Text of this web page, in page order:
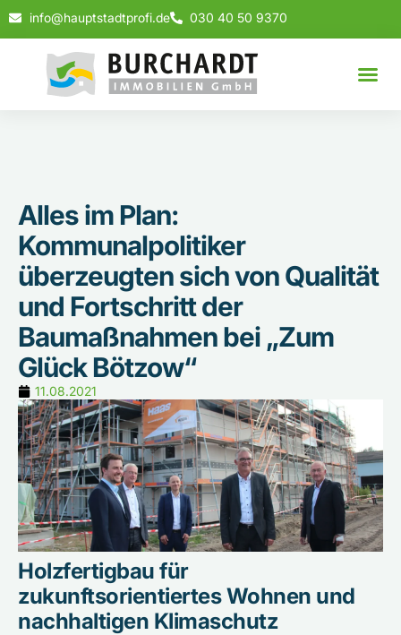
info@hauptstadtprofi.de 030 40 50 9370
Alles im Plan:
Kommunalpolitiker
überzeugten sich von Qualität
und Fortschritt der
Baumaßnahmen bei „Zum
Glück Bötzow“
11.08.2021
Holzfertigbau für
zukunftsorientiertes Wohnen und
nachhaltigen Klimaschutz